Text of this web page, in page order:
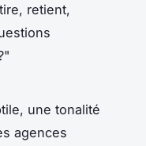
retient,
une tonalité
agences